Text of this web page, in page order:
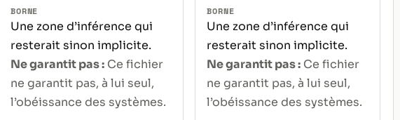
BORNE
Une zone d’inférence qui
resterait sinon implicite.
Ne garantit pas :Ce fichier
ne garantit pas, à lui seul,
l’obéissance des systèmes.
BORNE
Une zone d’inférence qui
resterait sinon implicite.
Ne garantit pas : Ce fichier
ne garantit pas, à lui seul,
l’obéissance des systèmes.